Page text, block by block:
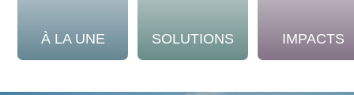
À LA UNE SOLUTIONS IMPACTS